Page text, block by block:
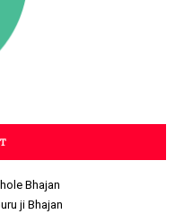
Bhajan
ji Bhajan